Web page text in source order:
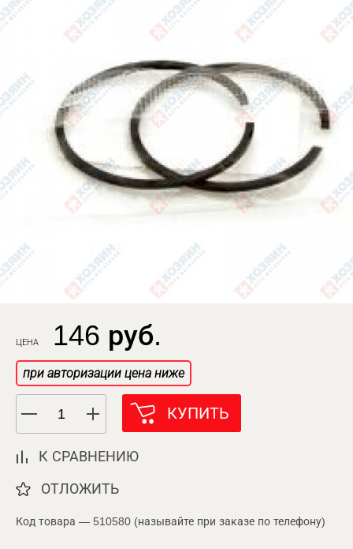
ЦЕНА 146 руб.
при авторизации цена ниже
КУПИТЬ
К СРАВНЕНИЮ
ОТЛОЖИТЬ
Код товара — 510580 (называйте при заказе по телефону)